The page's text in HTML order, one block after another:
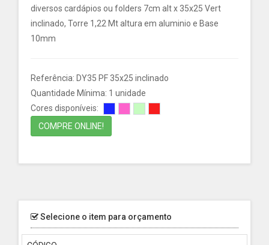
diversos cardápios ou folders 7cm alt x 35x25 Vert
inclinado, Torre 1,22 Mt altura em aluminio e Base
10mm
Referência: DY35 PF 35x25 inclinado
Quantidade Mínima: 1 unidade
Cores disponíveis:
COMPRE ONLINE!
Selecione o item para orçamento